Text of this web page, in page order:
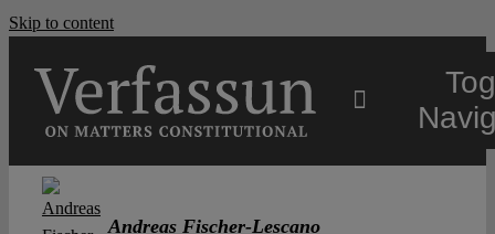
Skip to content
Andreas Fischer-Lescano